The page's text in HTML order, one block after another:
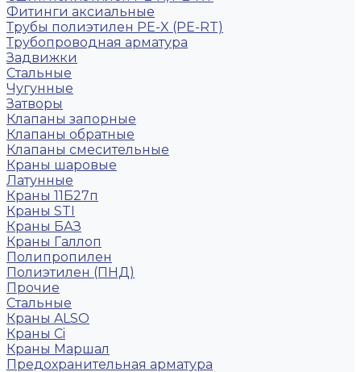
Фитинги аксиальные
Трубы полиэтилен PE-X (PE-RT)
Трубопроводная арматура
Задвижки
Стальные
Чугунные
Затворы
Клапаны запорные
Клапаны обратные
Клапаны смесительные
Краны шаровые
Латунные
Краны 11Б27п
Краны STI
Краны БАЗ
Краны Галлоп
Полипропилен
Полиэтилен (ПНД)
Прочие
Стальные
Краны ALSO
Краны Ci
Краны Маршал
Предохранительная арматура